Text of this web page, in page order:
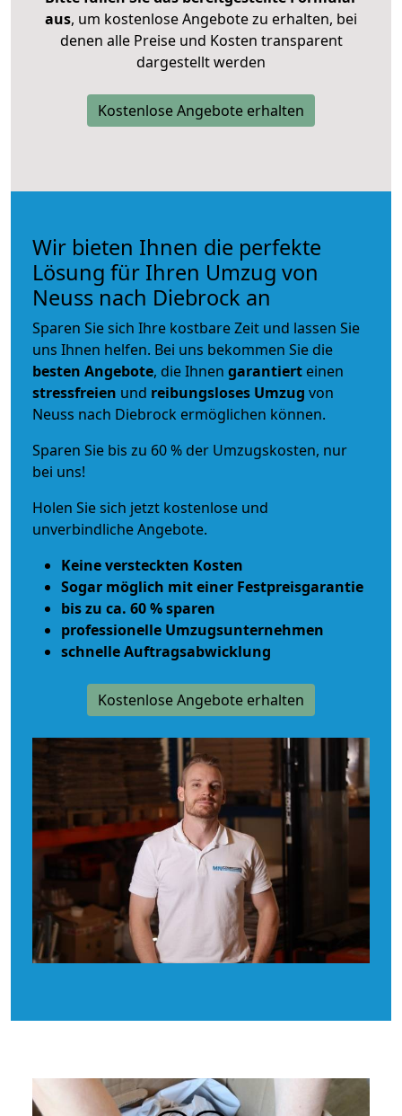
aus, um kostenlose Angebote zu erhalten, bei
denen alle Preise und Kosten transparent
dargestellt werden
Kostenlose Angebote erhalten
Wir bieten Ihnen die perfekte
Lösung für Ihren Umzug von
Neuss nach Diebrock an
Sparen Sie sich Ihre kostbare Zeit und lassen Sie
uns Ihnen helfen. Bei uns bekommen Sie die
besten Angebote, die Ihnen garantiert einen
stressfreien und reibungsloses Umzug von
Neuss nach Diebrock ermöglichen können.
Sparen Sie bis zu 60 % der Umzugskosten, nur
bei uns!
Holen Sie sich jetzt kostenlose und
unverbindliche Angebote.
Keine versteckten Kosten
Sogar möglich mit einer Festpreisgarantie
bis zu ca. 60 % sparen
professionelle Umzugsunternehmen
schnelle Auftragsabwicklung
Kostenlose Angebote erhalten